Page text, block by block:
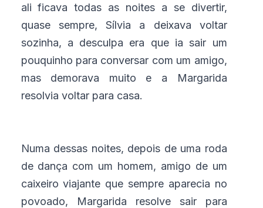
ali ficava todas as noites a se divertir,
quase sempre, Sílvia a deixava voltar
sozinha, a desculpa era que ia sair um
pouquinho para conversar com um amigo,
mas demorava muito e a Margarida
resolvia voltar para casa.
Numa dessas noites, depois de uma roda
de dança com um homem, amigo de um
caixeiro viajante que sempre aparecia no
povoado, Margarida resolve sair para